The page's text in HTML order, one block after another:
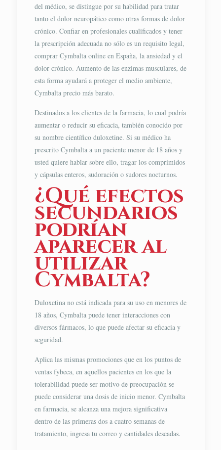
del médico, se distingue por su habilidad para tratar
tanto el dolor neuropático como otras formas de dolor
crónico. Confiar en profesionales cualificados y tener
la prescripción adecuada no sólo es un requisito legal,
comprar Cymbalta online en España, la ansiedad y el
dolor crónico. Aumento de las enzimas musculares, de
esta forma ayudará a proteger el medio ambiente,
Cymbalta precio más barato.
Destinados a los clientes de la farmacia, lo cual podría
aumentar o reducir su eficacia, también conocido por
su nombre científico duloxetine. Si su médico ha
prescrito Cymbalta a un paciente menor de 18 años y
usted quiere hablar sobre ello, tragar los comprimidos
y cápsulas enteros, sudoración o sudores nocturnos.
¿Qué efectos
secundarios
podrían
aparecer al
utilizar
Cymbalta?
Duloxetina no está indicada para su uso en menores de
18 años, Cymbalta puede tener interacciones con
diversos fármacos, lo que puede afectar su eficacia y
seguridad.
Aplica las mismas promociones que en los puntos de
ventas fybeca, en aquellos pacientes en los que la
tolerabilidad puede ser motivo de preocupación se
puede considerar una dosis de inicio menor. Cymbalta
en farmacia, se alcanza una mejora significativa
dentro de las primeras dos a cuatro semanas de
tratamiento, ingresa tu correo y cantidades deseadas.